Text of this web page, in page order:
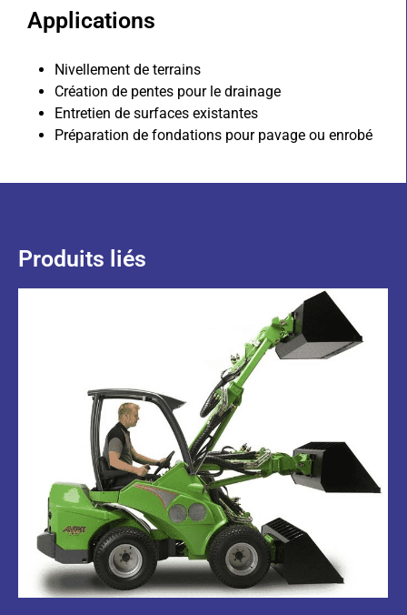
Applications
Nivellement de terrains
Création de pentes pour le drainage
Entretien de surfaces existantes
Préparation de fondations pour pavage ou enrobé
Produits liés